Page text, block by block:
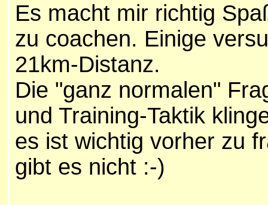
Es macht mir richtig
zu coachen. Einige
21km-Distanz.
Die "ganz normalen"
und Training-Taktik
es ist wichtig vorher zu
gibt es nicht :-)